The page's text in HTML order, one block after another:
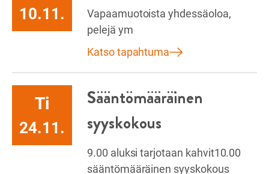
10.11.
Vapaamuotoista yhdessäoloa,
pelejä ym
Katso tapahtuma
Ti
24.11.
Sääntömääräinen
syyskokous
9.00 aluksi tarjotaan kahvit10.00
sääntömääräinen syyskokous